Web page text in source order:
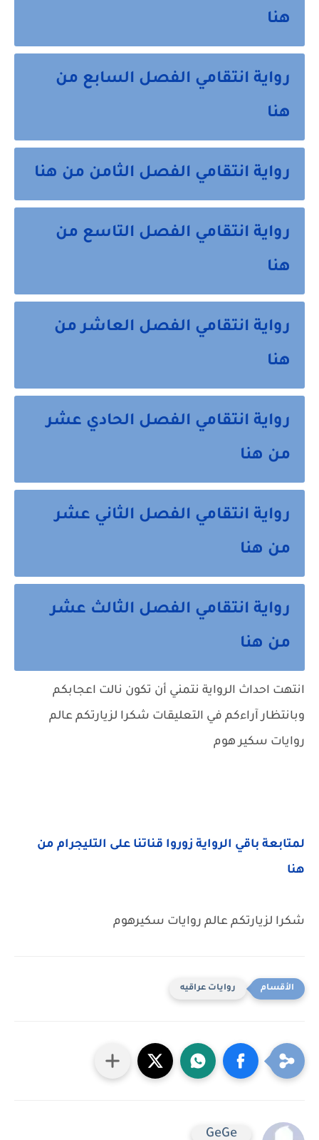
هنا
رواية انتقامي الفصل السابع من
هنا
رواية انتقامي الفصل الثامن من هنا
رواية انتقامي الفصل التاسع من
هنا
رواية انتقامي الفصل العاشر من
هنا
رواية انتقامي الفصل الحادي عشر
من هنا
رواية انتقامي الفصل الثاني عشر
من هنا
رواية انتقامي الفصل الثالث عشر
من هنا
انتهت احداث الرواية نتمني أن تكون نالت اعجابكم
وبانتظار آراءكم في التعليقات شكرا لزيارتكم عالم
روايات سكير هوم
لمتابعة باقي الرواية زوروا قناتنا على التليجرام من
هنا
شكرا لزيارتكم عالم روايات سكيرهوم
روايات عراقيه
GeGe